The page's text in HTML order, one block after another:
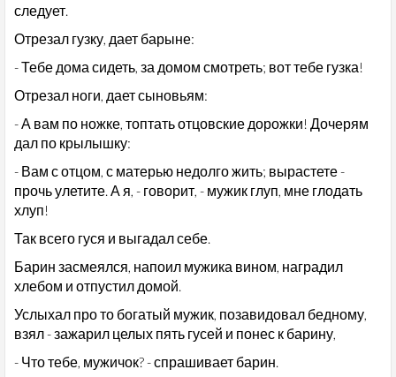
следует.
Отрезал гузку, дает барыне:
- Тебе дома сидеть, за домом смотреть; вот тебе гузка!
Отрезал ноги, дает сыновьям:
- А вам по ножке, топтать отцовские дорожки! Дочерям
дал по крылышку:
- Вам с отцом, с матерью недолго жить; вырастете -
прочь улетите. А я, - говорит, - мужик глуп, мне глодать
хлуп!
Так всего гуся и выгадал себе.
Барин засмеялся, напоил мужика вином, наградил
хлебом и отпустил домой.
Услыхал про то богатый мужик, позавидовал бедному,
взял - зажарил целых пять гусей и понес к барину,
- Что тебе, мужичок? - спрашивает барин.